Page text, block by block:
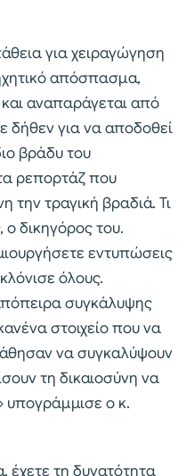
για χειραγώγηση
απόσπασμα,
αναπαράγεται από
δήθεν για να αποδοθεί
βράδυ του
ρεπορτάζ που
την τραγική βραδιά. Τι
ο δικηγόρος του.
εντυπώσεις
όλους.
συγκάλυψης
στοιχείο που να
να συγκαλύψουν
τη δικαιοσύνη να
υπογράμμισε ο κ.
τη δυνατότητα